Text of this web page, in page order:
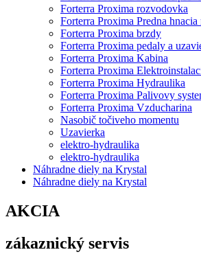
Forterra Proxima rozvodovka
Forterra Proxima Predna hnacia
Forterra Proxima brzdy
Forterra Proxima pedaly a
Forterra Proxima Kabina
Forterra Proxima
Forterra Proxima Hydraulika
Forterra Proxima Palivovy
Forterra Proxima Vzducharina
Nasobič točiveho momentu
Uzavierka
elektro-hydraulika
elektro-hydraulika
Náhradne diely na Krystal
Náhradne diely na Krystal
AKCIA
zákaznický servis